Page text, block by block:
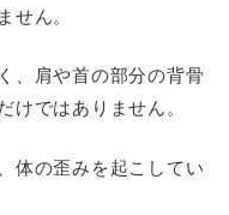
せん。
、肩や首の部分の背骨
ではありません。
体の歪みを起こしてい